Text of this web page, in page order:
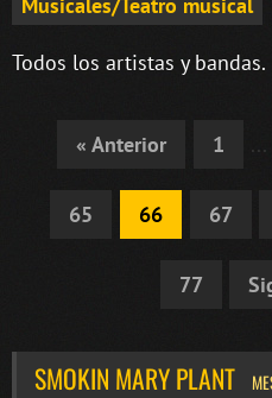
Todos los artistas y bandas.
« Anterior 1 ...
65 66 67
77
SMOKIN MARY PLANT